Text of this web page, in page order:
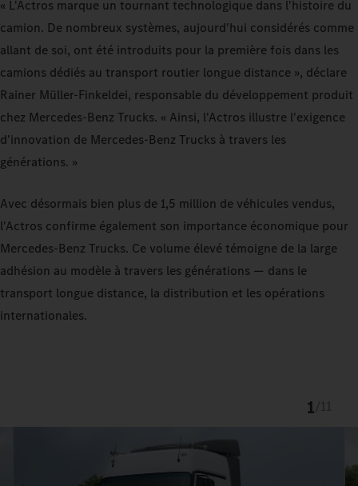
« L'Actros marque un tournant technologique dans l'histoire du
camion. De nombreux systèmes, aujourd'hui considérés comme
allant de soi, ont été introduits pour la première fois dans les
camions dédiés au transport routier longue distance », déclare
Rainer Müller-Finkeldei, responsable du développement produit
chez Mercedes-Benz Trucks. « Ainsi, l'Actros illustre l'exigence
d'innovation de Mercedes-Benz Trucks à travers les
générations. »
Avec désormais bien plus de 1,5 million de véhicules vendus,
l'Actros confirme également son importance économique pour
Mercedes-Benz Trucks. Ce volume élevé témoigne de la large
adhésion au modèle à travers les générations — dans le
transport longue distance, la distribution et les opérations
internationales.
1